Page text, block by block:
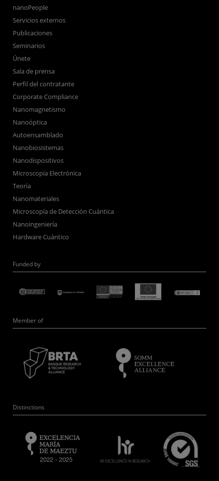
nanoPeople
Servicios externos
Publicaciones
Seminarios
Únete
Sala de prensa
Perfil del contratante
Corporate Compliance
Nanomagnetismo
Nanoóptica
Autoensamblado
Nanobiosistemas
Nanodispositivos
Microscopía Electrónica
Teoría
Nanomateriales
Microscopía de Detección Cuántica
Nanoingeniería
Hardware Cuántico
Funded by
Member of
Distinctions